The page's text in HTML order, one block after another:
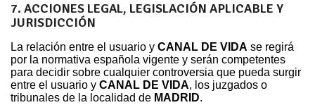
7. ACCIONES LEGAL, LEGISLACIÓN APLICABLE Y
JURISDICCIÓN
La relación entre el usuario y CANAL DE VIDA se regirá
por la normativa española vigente y serán competentes
para decidir sobre cualquier controversia que pueda surgir
entre el usuario y CANAL DE VIDA, los juzgados o
tribunales de la localidad de MADRID.